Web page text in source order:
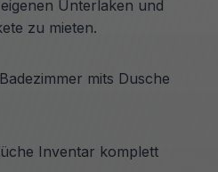
Unterlaken und
zu mieten.
mits Dusche
Inventar komplett